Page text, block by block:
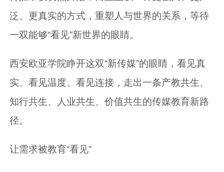
泛、更真实的方式，重塑人与世界的关系，等待
一双能够“看见”新世界的眼睛。
西安欧亚学院睁开这双“新传媒”的眼睛，看见真
实、看见温度、看见连接，走出一条产教共生、
知行共生、人业共生、价值共生的传媒教育新路
径。
让需求被教育“看见”